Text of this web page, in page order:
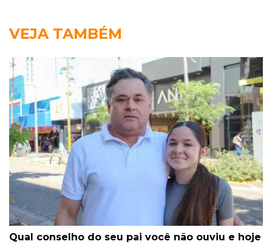
VEJA TAMBÉM
Qual conselho do seu pai você não ouviu e hoje